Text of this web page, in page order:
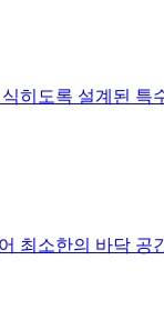
히도록 설계된
최소한의 바닥